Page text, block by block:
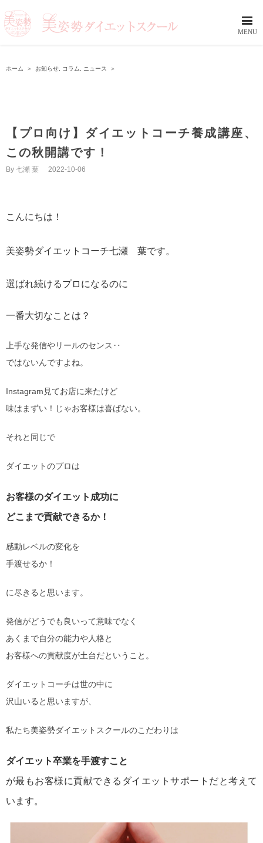
ホーム ＞ お知らせ コラム ニュース ＞
【プロ向け】ダイエットコーチ養成講座、
この秋開講です！
By 七瀬 葉 2022-10-06
こんにちは！
美姿勢ダイエットコーチ七瀬 葉です。
選ばれ続けるプロになるのに
一番大切なことは？
上手な発信やリールのセンス‥
ではないんですよね。
Instagram見てお店に来たけど
味はまずい！じゃお客様は喜ばない。
それと同じで
ダイエットのプロは
お客様のダイエット成功に
どこまで貢献できるか！
感動レベルの変化を
手渡せるか！
に尽きると思います。
発信がどうでも良いって意味でなく
あくまで自分の能力や人格と
お客様への貢献度が土台だということ。
ダイエットコーチは世の中に
沢山いると思いますが、
私たち美姿勢ダイエットスクールのこだわりは
ダイエット卒業を手渡すこと
が最もお客様に貢献できるダイエットサポートだと考えて
います。